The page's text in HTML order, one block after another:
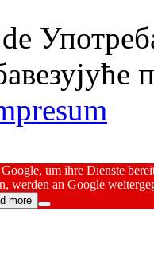
um ihre Dienste
werden an Google
more